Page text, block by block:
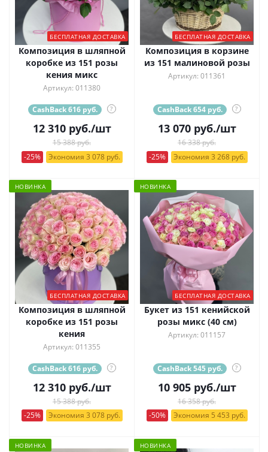
БЕСПЛАТНАЯ ДОСТАВКА
Композиция в шляпной
коробке из 151 розы
кения микс
Артикул: 011380
CashBack 616 руб. ?
12 310руб./шт
15 388 руб.
-25%
Экономия 3 078 руб.
БЕСПЛАТНАЯ ДОСТАВКА
Композиция в корзине
из 151 малиновой розы
Артикул: 011361
CashBack 654 руб. ?
13 070руб./шт
16 338 руб.
-25%
Экономия 3 268 руб.
НОВИНКА
БЕСПЛАТНАЯ ДОСТАВКА
Композиция в шляпной
коробке из 151 розы
кения
Артикул: 011355
CashBack 616 руб. ?
12 310руб./шт
15 388 руб.
-25%
Экономия 3 078 руб.
НОВИНКА
БЕСПЛАТНАЯ ДОСТАВКА
Букет из 151 кенийской
розы микс (40 см)
Артикул: 011157
CashBack 545 руб. ?
10 905руб./шт
16 358 руб.
-50%
Экономия 5 453 руб.
НОВИНКА НОВИНКА